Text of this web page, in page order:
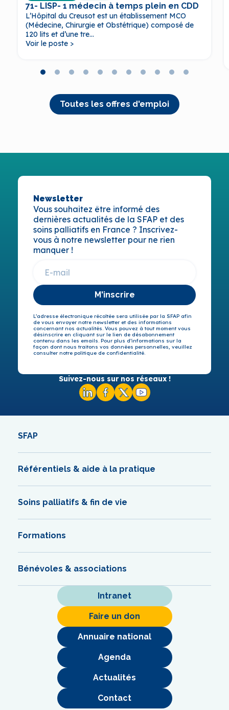
71- LISP- 1 médecin à temps plein en CDD
L’Hôpital du Creusot est un établissement MCO
(Médecine, Chirurgie et Obstétrique) composé de
120 lits et d’une tre...
Voir le poste >
Toutes les offres d'emploi
Newsletter
Vous souhaitez être informé des
dernières actualités de la SFAP et des
soins palliatifs en France ? Inscrivez-
vous à notre newsletter pour ne rien
manquer !
M'inscrire
L’adresse électronique récoltée sera utilisée par la SFAP afin
de vous envoyer notre newsletter et des informations
concernant nos actualités. Vous pouvez à tout moment vous
désinscrire en cliquant sur le lien de désabonnement
contenu dans les emails. Pour plus d’informations sur la
façon dont nous traitons vos données personnelles, veuillez
consulter notre politique de confidentialité.
Suivez-nous sur nos réseaux !
SFAP
Référentiels & aide à la pratique
Soins palliatifs & fin de vie
Formations
Bénévoles & associations
Intranet
Faire un don
Annuaire national
Agenda
Actualités
Contact